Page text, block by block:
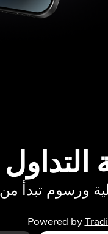
تبدأ من 0.04% فقط
Powered by